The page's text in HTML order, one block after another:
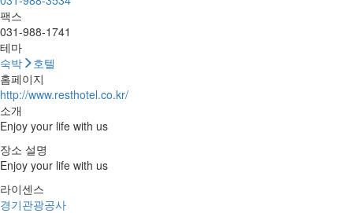
팩스
031-988-1741
테마
숙박
호텔
홈페이지
http://www.resthotel.co.kr/
소개
Enjoy your life with us
장소 설명
Enjoy your life with us
라이센스
경기관광공사